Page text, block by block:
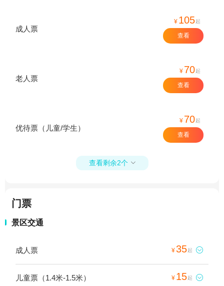
成人票
¥ 105起
查看
老人票
¥ 70起
查看
优待票（儿童/学生）
¥ 70起
查看
查看剩余2个 
门票
景区交通
成人票 ¥35起 
儿童票（1.4米-1.5米） ¥ 15起 